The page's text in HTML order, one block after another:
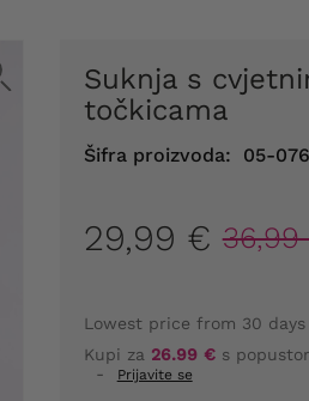
Suknja s cvjetnim uzorkom i
točkicama
Šifra proizvoda: 05-
29,99 € 36,99
Lowest price from 30
Kupi za 26.99 €s
-
Prijavite se